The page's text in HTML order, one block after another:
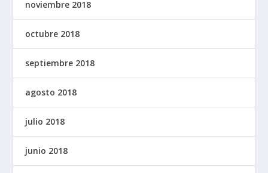
noviembre 2018
octubre 2018
septiembre 2018
agosto 2018
julio 2018
junio 2018